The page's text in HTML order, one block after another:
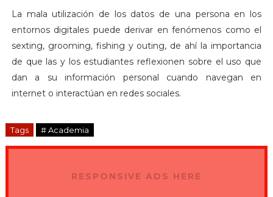
La mala utilización de los datos de una persona en los
entornos digitales puede derivar en fenómenos como el
sexting, grooming, fishing y outing, de ahí la importancia
de que las y los estudiantes reflexionen sobre el uso que
dan a su información personal cuando navegan en
internet o interactúan en redes sociales.
Tags # Academia
RESPONSIVE ADS HERE